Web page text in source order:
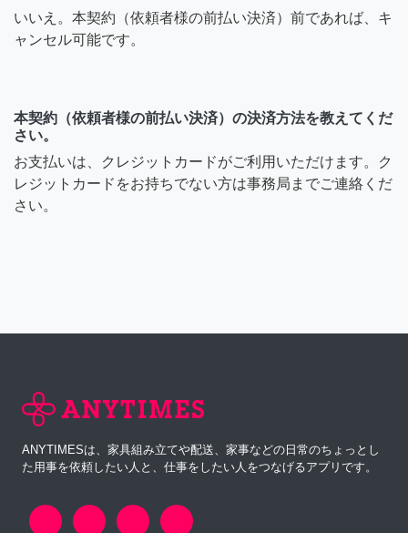
いいえ。本契約（依頼者様の前払い決済）前であれば、キ
ャンセル可能です。
本契約（依頼者様の前払い決済）の決済方法を教えてくだ
さい。
お支払いは、クレジットカードがご利用いただけます。ク
レジットカードをお持ちでない方は事務局までご連絡くだ
さい。
ANYTIMESは、家具組み立てや配送、家事などの日常のちょっとし
た用事を依頼したい人と、仕事をしたい人をつなげるアプリです。